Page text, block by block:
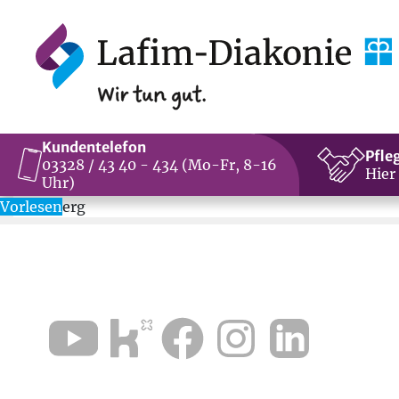
Vorlesen
Kundentelefon
03328 / 43 40 - 434 (Mo-Fr, 8-16
Uhr)
Hier
Havelberg